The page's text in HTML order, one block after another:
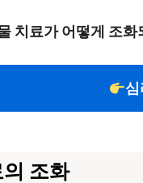
치료가 어떻게 조
조화